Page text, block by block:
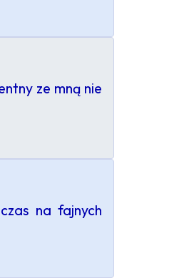
ze mną nie
na fajnych